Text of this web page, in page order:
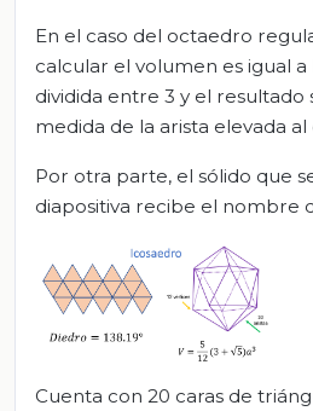
En el caso del octaedro
calcular el volumen es igual a
dividida entre 3 y el
medida de la arista elevada
Por otra parte, el sólido que
diapositiva recibe el nombre
Cuenta con 20 caras de